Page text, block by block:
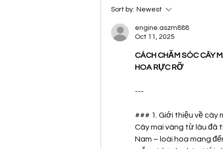
Sort by: Newest
engine.aszm888
Oct 11, 2025
CÁCH CHĂM SÓC CÂY
HOA RỰC RỠ
---
### 1. Giới thiệu về cây
Cây mai vàng từ lâu đã
Nam – loài hoa mang